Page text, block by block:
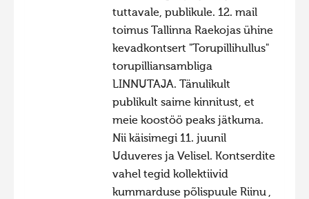
Hiite kuvavõistlus 2011
Hiite kuvavõistlus 2010
Hiite kuvavõistlus 2008
tuttavale, publikule. 12. mail
toimus Tallinna Raekojas ühine
kevadkontsert "Torupillihullus"
torupilliansambliga
LINNUTAJA. Tänulikult
publikult saime kinnitust, et
meie koostöö peaks jätkuma.
Nii käisimegi 11. juunil
Uduveres ja Velisel. Kontserdite
vahel tegid kollektiivid
kummarduse põlispuule Riinu ,